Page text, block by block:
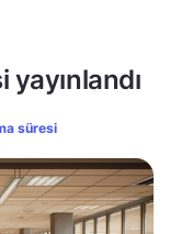
yayınlandı
süresi